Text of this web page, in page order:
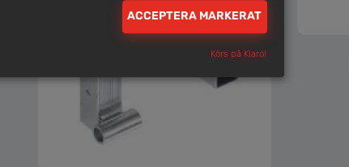
ACCEPTERA MARKERAT
Körs på Klaro!